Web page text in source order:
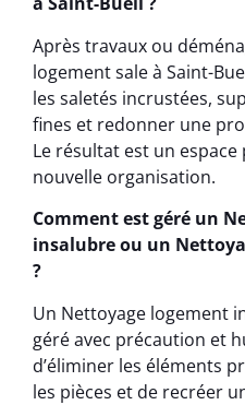
Après travaux ou
logement sale à Saint-
les saletés incrustées,
fines et redonner une
Le résultat est un
nouvelle organisation.
Comment est géré un
insalubre ou un
?
Un Nettoyage logement
géré avec précaution et
d’éliminer les éléments
les pièces et de recréer